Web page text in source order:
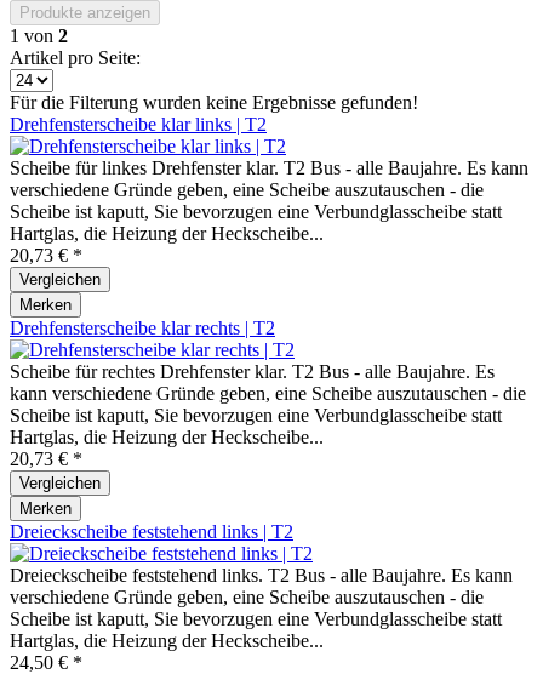
Produkte anzeigen
1 von 2
Artikel pro Seite:
Für die Filterung wurden keine Ergebnisse gefunden!
Drehfensterscheibe klar links | T2
Scheibe für linkes Drehfenster klar. T2 Bus - alle Baujahre. Es kann
verschiedene Gründe geben, eine Scheibe auszutauschen - die
Scheibe ist kaputt, Sie bevorzugen eine Verbundglasscheibe statt
Hartglas, die Heizung der Heckscheibe...
20,73 € *
Vergleichen
Merken
Drehfensterscheibe klar rechts | T2
Scheibe für rechtes Drehfenster klar. T2 Bus - alle Baujahre. Es
kann verschiedene Gründe geben, eine Scheibe auszutauschen - die
Scheibe ist kaputt, Sie bevorzugen eine Verbundglasscheibe statt
Hartglas, die Heizung der Heckscheibe...
20,73 € *
Vergleichen
Merken
Dreieckscheibe feststehend links | T2
Dreieckscheibe feststehend links. T2 Bus - alle Baujahre. Es kann
verschiedene Gründe geben, eine Scheibe auszutauschen - die
Scheibe ist kaputt, Sie bevorzugen eine Verbundglasscheibe statt
Hartglas, die Heizung der Heckscheibe...
24,50 € *